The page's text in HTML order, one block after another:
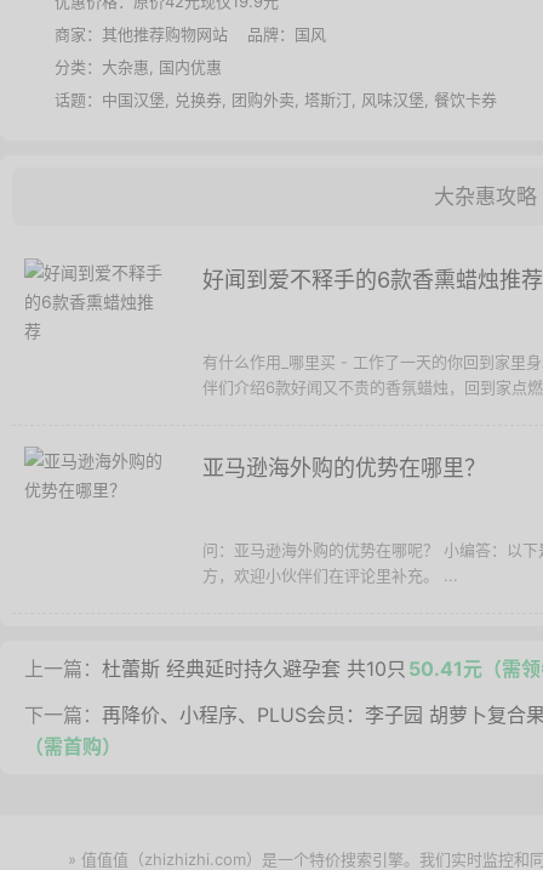
商家：其他推荐购物网站 品牌： 国风
分类： 大杂惠
国内优惠
话题： 中国汉堡 兑换券 团购外卖 塔斯汀 风味汉堡 餐饮卡券
大杂惠攻略
好闻到爱不释手的6款香熏蜡烛推荐
有什么作用_哪里买 - 工作了一天的你回到家里
伴们介绍6款好闻又不贵的香氛蜡烛，回到家点
亚马逊海外购的优势在哪里？
问：亚马逊海外购的优势在哪呢？ 小编答：以
方，欢迎小伙伴们在评论里补充。 ...
上一篇： 杜蕾斯 经典延时持久避孕套 共10只 50.41元（需
下一篇： 再降价、小程序、PLUS会员：李子园 胡萝卜复合
（需首购）
» 值值值（zhizhizhi.com）是一个特价搜索引擎。我们实时监控和